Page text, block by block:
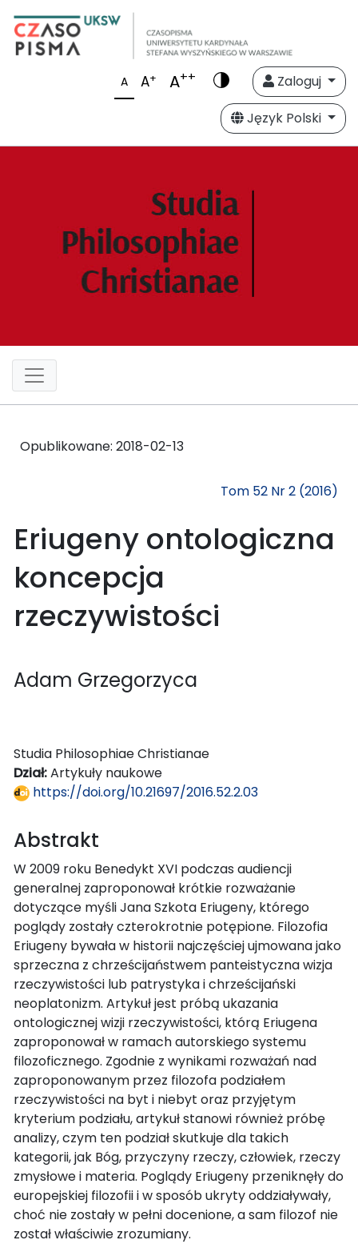
A A+ A++
Zaloguj
Język Polski
Opublikowane: 2018-02-13
Tom 52 Nr 2 (2016)
Eriugeny ontologiczna
koncepcja
rzeczywistości
Adam Grzegorzyca
Studia Philosophiae Christianae
Dział:Artykuły naukowe
https://doi.org/10.21697/2016.52.2.03
Abstrakt
W 2009 roku Benedykt XVI podczas audiencji
generalnej zaproponował krótkie rozważanie
dotyczące myśli Jana Szkota Eriugeny, którego
poglądy zostały czterokrotnie potępione. Filozofia
Eriugeny bywała w historii najczęściej ujmowana jako
sprzeczna z chrześcijaństwem panteistyczna wizja
rzeczywistości lub patrystyka i chrześcijański
neoplatonizm. Artykuł jest próbą ukazania
ontologicznej wizji rzeczywistości, którą Eriugena
zaproponował w ramach autorskiego systemu
filozoficznego. Zgodnie z wynikami rozważań nad
zaproponowanym przez filozofa podziałem
rzeczywistości na byt i niebyt oraz przyjętym
kryterium podziału, artykuł stanowi również próbę
analizy, czym ten podział skutkuje dla takich
kategorii, jak Bóg, przyczyny rzeczy, człowiek, rzeczy
zmysłowe i materia. Poglądy Eriugeny przeniknęły do
europejskiej filozofii i w sposób ukryty oddziaływały,
choć nie zostały w pełni docenione, a sam filozof nie
został właściwie zrozumiany.